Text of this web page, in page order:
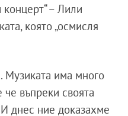
концерт“ – Лили
която „осмисля
Музиката има много
въпреки своята
И днес ние доказахме